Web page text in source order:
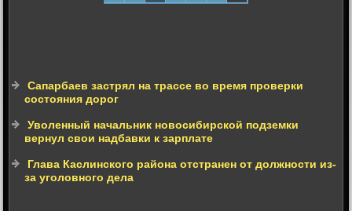
Сапарбаев застрял на трассе во время проверки
состояния дорог
Уволенный начальник новосибирской подземки
вернул свои надбавки к зарплате
Глава Каслинского района отстранен от должности из-
за уголовного дела